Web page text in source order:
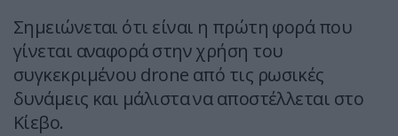
Σημειώνεται ότι είναι η πρώτη φορά που
γίνεται αναφορά στην χρήση του
συγκεκριμένου drone από τις ρωσικές
δυνάμεις και μάλιστα να αποστέλλεται στο
Κίεβο.